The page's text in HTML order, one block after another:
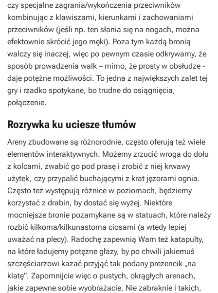
czy specjalne zagrania/wykończenia przeciwników
kombinując z klawiszami, kierunkami i zachowaniami
przeciwników (jeśli np. ten słania się na nogach, można
efektownie skrócić jego męki). Poza tym każdą bronią
walczy się inaczej, więc po pewnym czasie odkrywamy, że
sposób prowadzenia walk – mimo, że prosty w obsłudze -
daje potężne możliwości. To jedna z największych zalet tej
gry i rzadko spotykane, bo trudne do osiągnięcia,
połączenie.
Rozrywka ku uciesze tłumów
Areny zbudowane są różnorodnie, często oferują też wiele
elementów interaktywnych. Możemy zrzucić wroga do dołu
z kolcami, zwabić go pod prasę i zrobić z niej krwawy
użytek, czy przypalić buchającymi z krat jęzorami ognia.
Często też występują różnice w poziomach, będziemy
korzystać z drabin, by dostać się wyżej. Niektóre
mocniejsze bronie pozamykane są w statuach, które należy
rozbić kilkoma/kilkunastoma ciosami (a wtedy lepiej
uważać na plecy). Radochę zapewnią Wam też katapulty,
na które ładujemy potężne głazy, by po chwili jakiemuś
szczęściarzowi kazać przyjąć tak podany prezencik „na
klatę”. Zapomnijcie więc o pustych, okrągłych arenach,
jakie zapewne sobie wyobrażacie. Nie zabraknie i takich,